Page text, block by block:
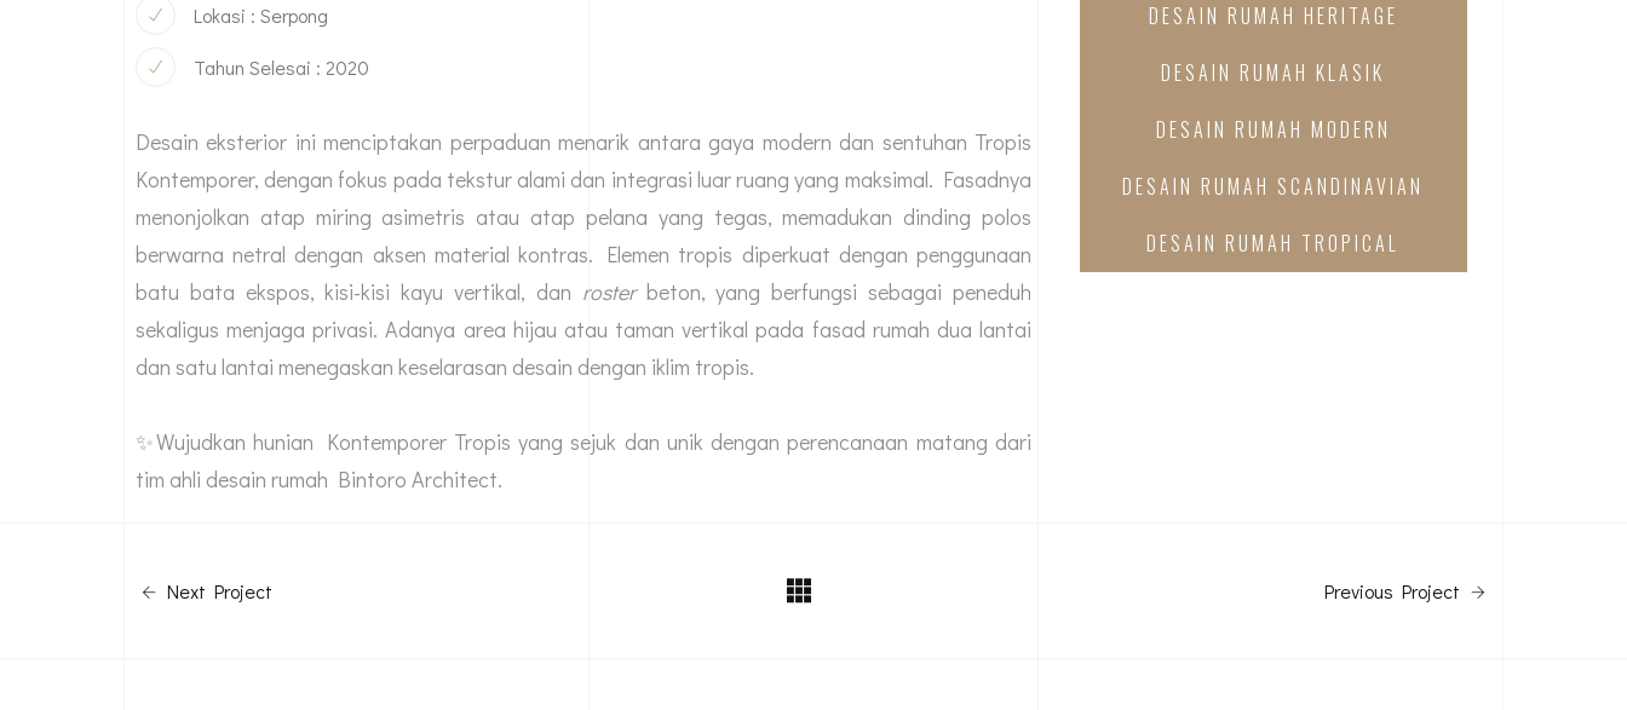
Lokasi : Serpong
Tahun Selesai : 2020
Desain eksterior ini menciptakan perpaduan menarik antara gaya modern dan sentuhan Tropis
Kontemporer, dengan fokus pada tekstur alami dan integrasi luar ruang yang maksimal. Fasadnya
menonjolkan atap miring asimetris atau atap pelana yang tegas, memadukan dinding polos
berwarna netral dengan aksen material kontras. Elemen tropis diperkuat dengan penggunaan
batu bata ekspos, kisi-kisi kayu vertikal, dan rosterbeton, yang berfungsi sebagai peneduh
sekaligus menjaga privasi. Adanya area hijau atau taman vertikal pada fasad rumah dua lantai
dan satu lantai menegaskan keselarasan desain dengan iklim tropis.
✨Wujudkan hunian Kontemporer Tropis yang sejuk dan unik dengan perencanaan matang dari
tim ahli desain rumah Bintoro Architect.
DESAIN RUMAH HERITAGE
DESAIN RUMAH KLASIK
DESAIN RUMAH MODERN
DESAIN RUMAH SCANDINAVIAN
DESAIN RUMAH TROPICAL
Next Project Previous Project